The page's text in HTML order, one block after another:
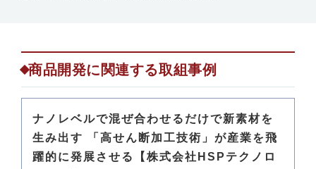
商品開発に関連する取組事例
ナノレベルで混ぜ合わせるだけで新素材を
生み出す 「高せん断加工技術」が産業を飛
躍的に発展させる【株式会社HSPテクノロ